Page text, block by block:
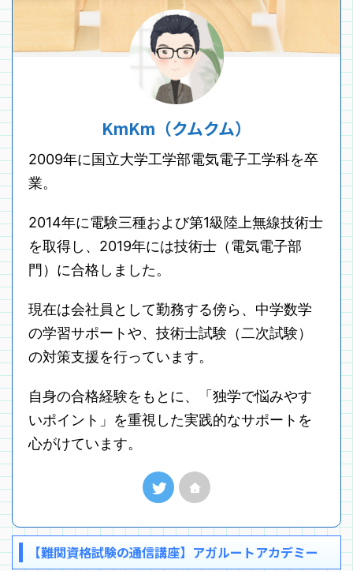
KmKm（クムクム）
2009年に国立大学工学部電気電子工学科を卒
業。
2014年に電験三種および第1級陸上無線技術士
を取得し、2019年には技術士（電気電子部
門）に合格しました。
現在は会社員として勤務する傍ら、中学数学
の学習サポートや、技術士試験（二次試験）
の対策支援を行っています。
自身の合格経験をもとに、「独学で悩みやす
いポイント」を重視した実践的なサポートを
心がけています。
【難関資格試験の通信講座】アガルートアカデミー